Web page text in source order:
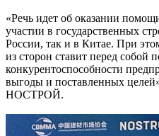
«Речь идет об оказании
участии в государственных
России, так и в Китае. При
из сторон ставит перед собой
конкурентоспособности
выгоды и поставленных
НОСТРОЙ.